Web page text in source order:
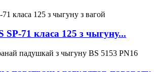
71 класа 125 з чыгуну...